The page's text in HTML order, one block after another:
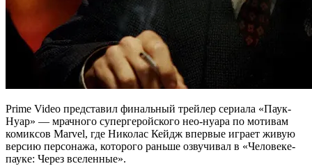
Prime Video представил финальный трейлер сериала «Паук-
Нуар» — мрачного супергеройского нео-нуара по мотивам
комиксов Marvel, где Николас Кейдж впервые играет живую
версию персонажа, которого раньше озвучивал в «Человеке-
пауке: Через вселенные».